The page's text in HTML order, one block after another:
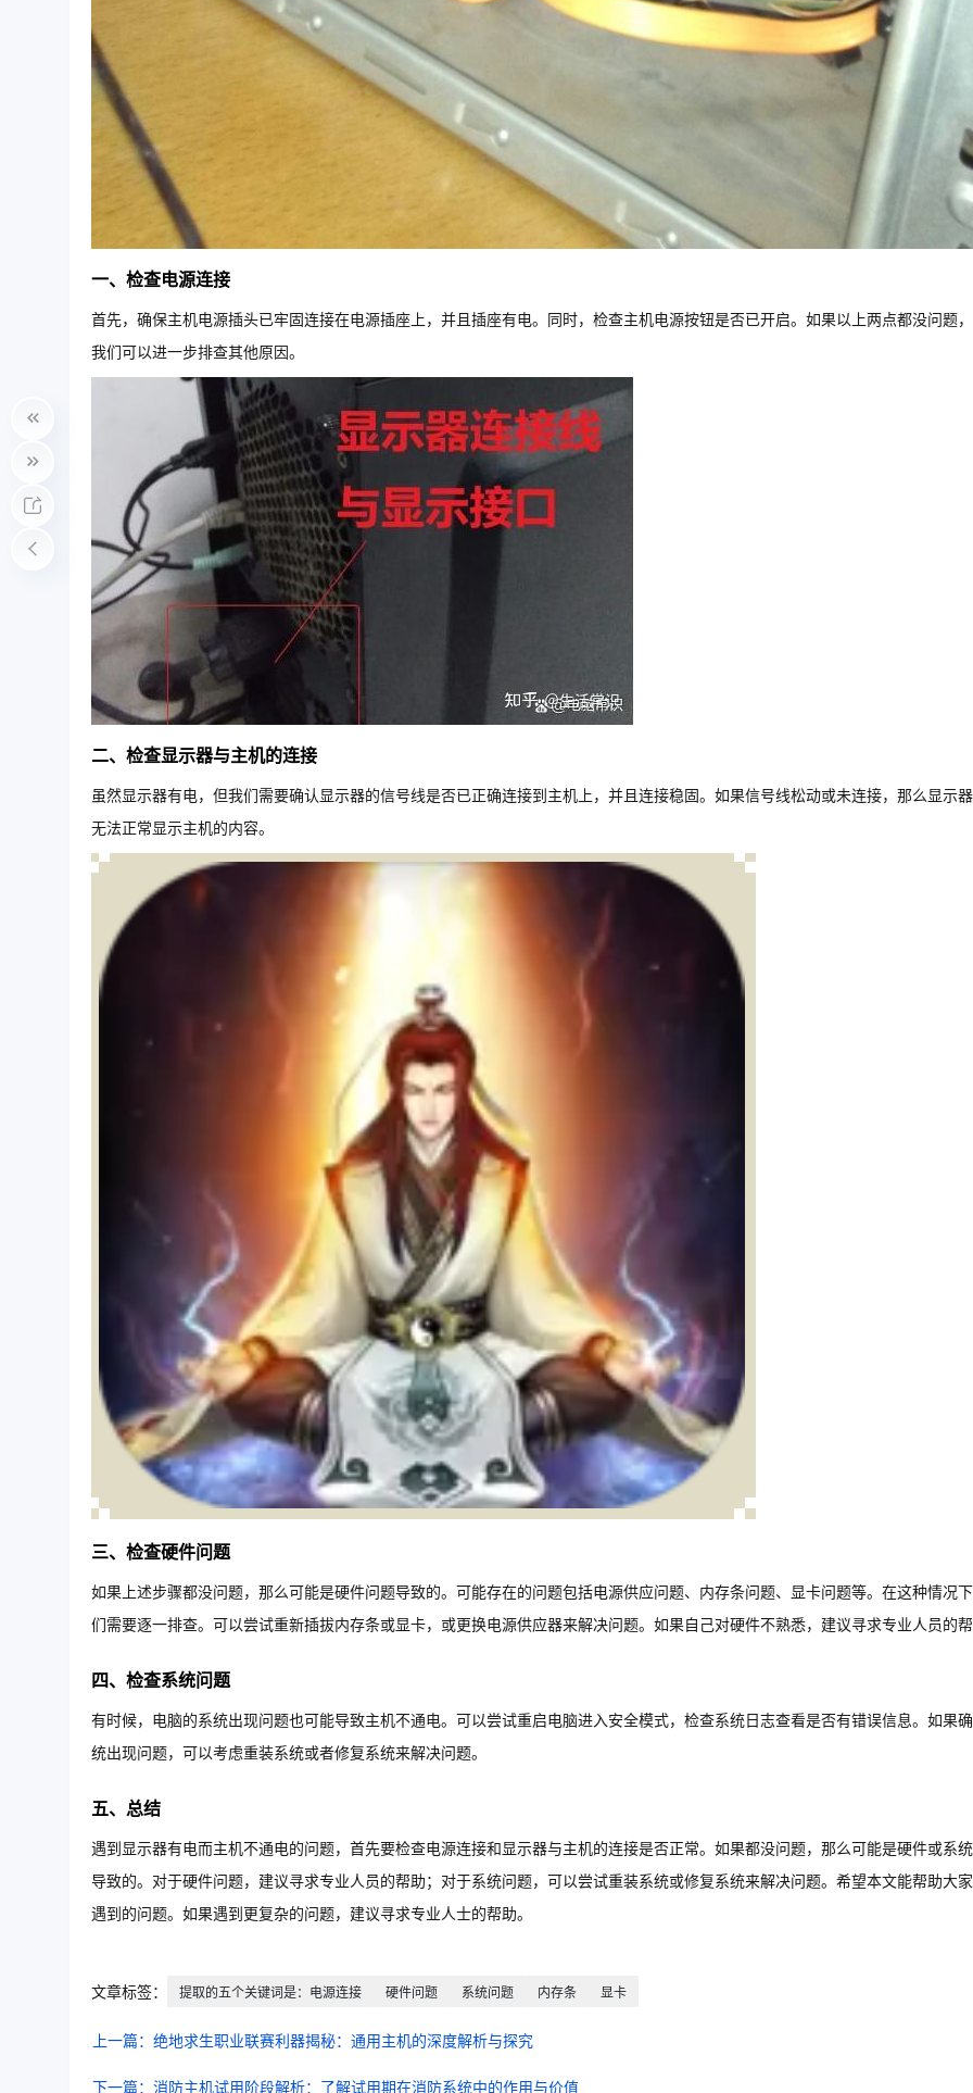
一、检查电源连接
首先，确保主机电源插头已牢固连接在电源插座上，并且插座有电。同时，检查主机电源按钮是否已开启。如果以上两点都没问题
我们可以进一步排查其他原因。
二、检查显示器与主机的连接
虽然显示器有电，但我们需要确认显示器的信号线是否已正确连接到主机上，并且连接稳固。如果信号线松动或未连接，那么显示
无法正常显示主机的内容。
三、检查硬件问题
如果上述步骤都没问题，那么可能是硬件问题导致的。可能存在的问题包括电源供应问题、内存条问题、显卡问题等。在这种情况
们需要逐一排查。可以尝试重新插拔内存条或显卡，或更换电源供应器来解决问题。如果自己对硬件不熟悉，建议寻求专业人员的
四、检查系统问题
有时候，电脑的系统出现问题也可能导致主机不通电。可以尝试重启电脑进入安全模式，检查系统日志查看是否有错误信息。如果
统出现问题，可以考虑重装系统或者修复系统来解决问题。
五、总结
遇到显示器有电而主机不通电的问题，首先要检查电源连接和显示器与主机的连接是否正常。如果都没问题，那么可能是硬件或系
导致的。对于硬件问题，建议寻求专业人员的帮助；对于系统问题，可以尝试重装系统或修复系统来解决问题。希望本文能帮助大
遇到的问题。如果遇到更复杂的问题，建议寻求专业人士的帮助。
文章标签： 提取的五个关键词是：电源连接 硬件问题 系统问题 内存条 显卡
上一篇：绝地求生职业联赛利器揭秘：通用主机的深度解析与探究
下一篇：消防主机试用阶段解析：了解试用期在消防系统中的作用与价值